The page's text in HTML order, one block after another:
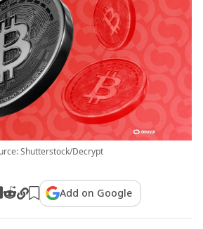
Shutterstock/Decrypt
Add on Google